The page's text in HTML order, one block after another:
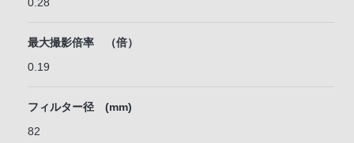
0.28
最大撮影倍率 （倍）
0.19
フィルター径 (mm)
82